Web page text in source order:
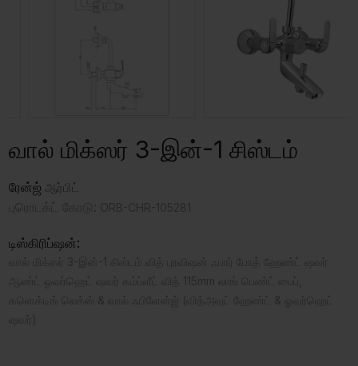
வால் மிக்ஸர் 3-இன்-1 சிஸ்டம்
ரேன்ஜ் ஆர்பிட்
டிஸ்கிரிப்ஷன்: